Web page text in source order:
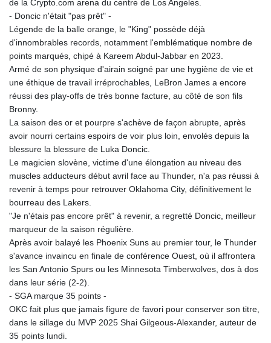
de la Crypto.com arena du centre de Los Angeles.
- Doncic n'était "pas prêt" -
Légende de la balle orange, le "King" possède déjà
d'innombrables records, notamment l'emblématique nombre de
points marqués, chipé à Kareem Abdul-Jabbar en 2023.
Armé de son physique d'airain soigné par une hygiène de vie et
une éthique de travail irréprochables, LeBron James a encore
réussi des play-offs de très bonne facture, au côté de son fils
Bronny.
La saison des or et pourpre s'achève de façon abrupte, après
avoir nourri certains espoirs de voir plus loin, envolés depuis la
blessure la blessure de Luka Doncic.
Le magicien slovène, victime d'une élongation au niveau des
muscles adducteurs début avril face au Thunder, n'a pas réussi à
revenir à temps pour retrouver Oklahoma City, définitivement le
bourreau des Lakers.
"Je n'étais pas encore prêt" à revenir, a regretté Doncic, meilleur
marqueur de la saison régulière.
Après avoir balayé les Phoenix Suns au premier tour, le Thunder
s'avance invaincu en finale de conférence Ouest, où il affrontera
les San Antonio Spurs ou les Minnesota Timberwolves, dos à dos
dans leur série (2-2).
- SGA marque 35 points -
OKC fait plus que jamais figure de favori pour conserver son titre,
dans le sillage du MVP 2025 Shai Gilgeous-Alexander, auteur de
35 points lundi.